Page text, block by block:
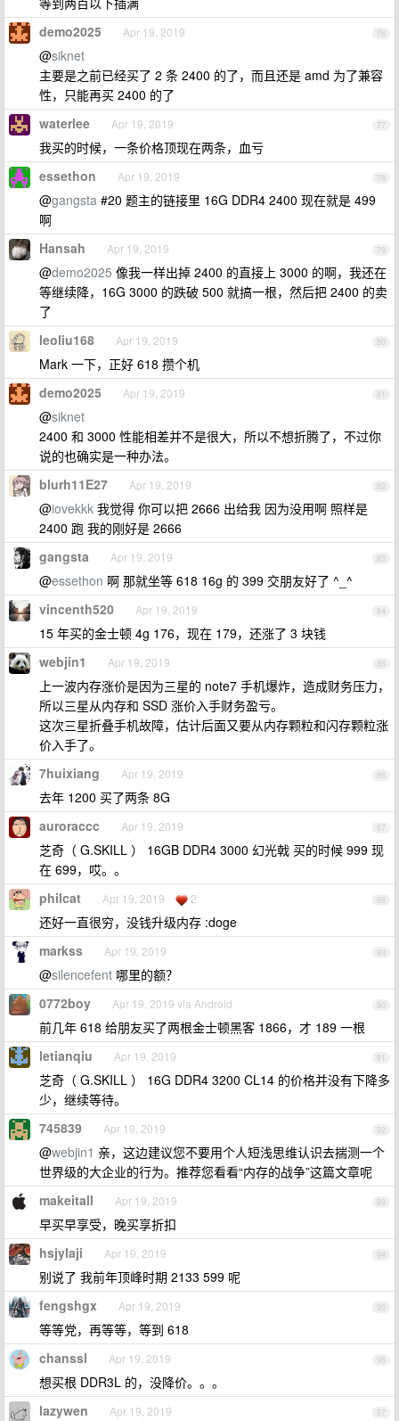
76
demo2025 Apr 19, 2019
@siknet
主要是之前已经买了 2 条 2400 的了，而且还是 amd 为了兼容
性，只能再买 2400 的了
77
waterlee Apr 19, 2019
我买的时候，一条价格顶现在两条，血亏
78
essethon Apr 19, 2019
@gangsta #20 题主的链接里 16G DDR4 2400 现在就是 499
啊
79
Hansah Apr 19, 2019
@demo2025 像我一样出掉 2400 的直接上 3000 的啊，我还在
等继续降，16G 3000 的跌破 500 就搞一根，然后把 2400 的卖
了
80
leoliu168 Apr 19, 2019
Mark 一下，正好 618 攒个机
81
demo2025 Apr 19, 2019
@siknet
2400 和 3000 性能相差并不是很大，所以不想折腾了，不过你
说的也确实是一种办法。
82
blurh11E27 Apr 19, 2019
@iovekkk 我觉得 你可以把 2666 出给我 因为没用啊 照样是
2400 跑 我的刚好是 2666
83
gangsta Apr 19, 2019
@essethon 啊 那就坐等 618 16g 的 399 交朋友好了 ^_^
84
vincenth520 Apr 19, 2019
15 年买的金士顿 4g 176，现在 179，还涨了 3 块钱
85
webjin1 Apr 19, 2019
上一波内存涨价是因为三星的 note7 手机爆炸，造成财务压力，
所以三星从内存和 SSD 涨价入手财务盈亏。
这次三星折叠手机故障，估计后面又要从内存颗粒和闪存颗粒涨
价入手了。
86
7huixiang Apr 19, 2019
去年 1200 买了两条 8G
87
auroraccc Apr 19, 2019
芝奇（ G.SKILL ） 16GB DDR4 3000 幻光戟 买的时候 999 现
在 699，哎。。
88
philcat Apr 19, 2019 2
还好一直很穷，没钱升级内存 :doge
89
markss Apr 19, 2019
@silencefent 哪里的额？
90
0772boy Apr 19, 2019 via Android
前几年 618 给朋友买了两根金士顿黑客 1866，才 189 一根
91
letianqiu Apr 19, 2019
芝奇（ G.SKILL ） 16G DDR4 3200 CL14 的价格并没有下降多
少，继续等待。
92
745839 Apr 19, 2019
@webjin1 亲，这边建议您不要用个人短浅思维认识去揣测一个
世界级的大企业的行为。推荐您看看“内存的战争”这篇文章呢
93
makeitall Apr 19, 2019
早买早享受，晚买享折扣
94
hsjylaji Apr 19, 2019
别说了 我前年顶峰时期 2133 599 呢
95
fengshgx Apr 19, 2019
等等党，再等等，等到 618
96
chanssl Apr 19, 2019
想买根 DDR3L 的，没降价。。。
97
lazywen Apr 19, 2019